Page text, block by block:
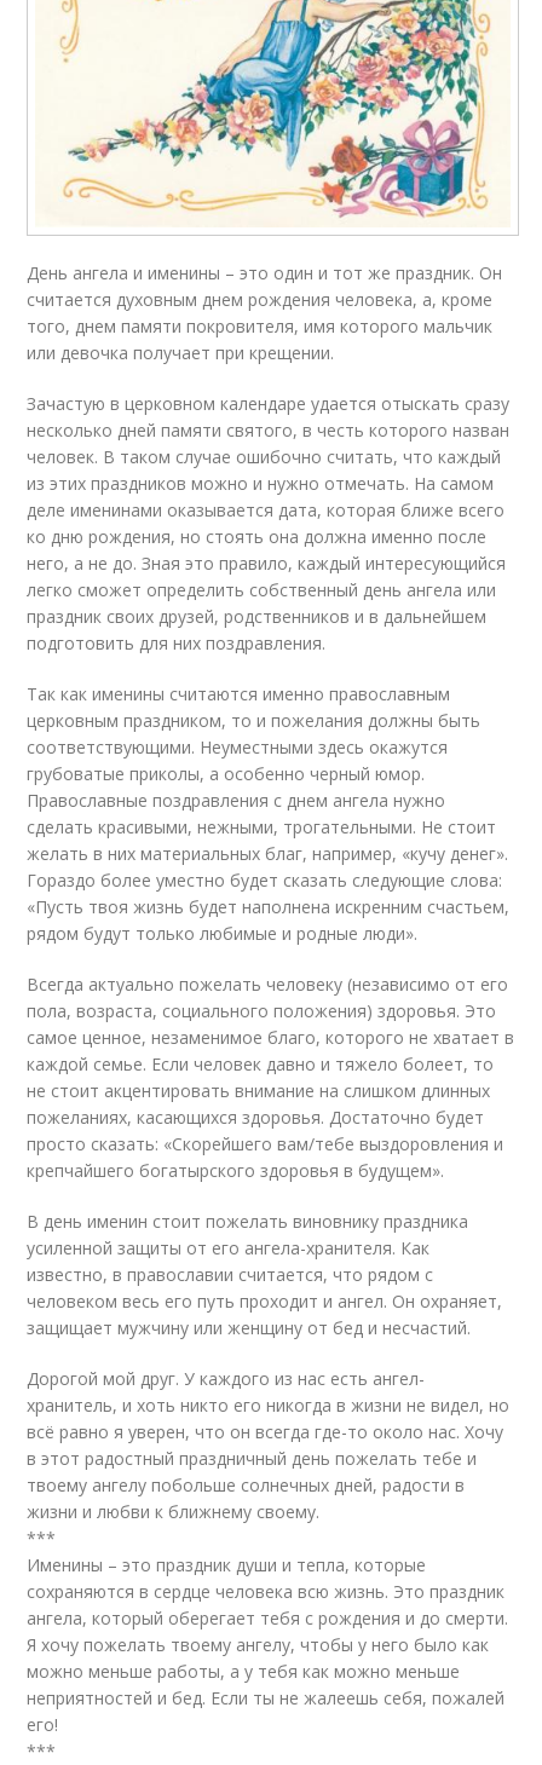
День ангела и именины – это один и тот же праздник. Он
считается духовным днем рождения человека, а, кроме
того, днем памяти покровителя, имя которого мальчик
или девочка получает при крещении.
Зачастую в церковном календаре удается отыскать сразу
несколько дней памяти святого, в честь которого назван
человек. В таком случае ошибочно считать, что каждый
из этих праздников можно и нужно отмечать. На самом
деле именинами оказывается дата, которая ближе всего
ко дню рождения, но стоять она должна именно после
него, а не до. Зная это правило, каждый интересующийся
легко сможет определить собственный день ангела или
праздник своих друзей, родственников и в дальнейшем
подготовить для них поздравления.
Так как именины считаются именно православным
церковным праздником, то и пожелания должны быть
соответствующими. Неуместными здесь окажутся
грубоватые приколы, а особенно черный юмор.
Православные поздравления с днем ангела нужно
сделать красивыми, нежными, трогательными. Не стоит
желать в них материальных благ, например, «кучу денег».
Гораздо более уместно будет сказать следующие слова:
«Пусть твоя жизнь будет наполнена искренним счастьем,
рядом будут только любимые и родные люди».
Всегда актуально пожелать человеку (независимо от его
пола, возраста, социального положения) здоровья. Это
самое ценное, незаменимое благо, которого не хватает в
каждой семье. Если человек давно и тяжело болеет, то
не стоит акцентировать внимание на слишком длинных
пожеланиях, касающихся здоровья. Достаточно будет
просто сказать: «Скорейшего вам/тебе выздоровления и
крепчайшего богатырского здоровья в будущем».
В день именин стоит пожелать виновнику праздника
усиленной защиты от его ангела-хранителя. Как
известно, в православии считается, что рядом с
человеком весь его путь проходит и ангел. Он охраняет,
защищает мужчину или женщину от бед и несчастий.
Дорогой мой друг. У каждого из нас есть ангел-
хранитель, и хоть никто его никогда в жизни не видел, но
всё равно я уверен, что он всегда где-то около нас. Хочу
в этот радостный праздничный день пожелать тебе и
твоему ангелу побольше солнечных дней, радости в
жизни и любви к ближнему своему.
***
Именины – это праздник души и тепла, которые
сохраняются в сердце человека всю жизнь. Это праздник
ангела, который оберегает тебя с рождения и до смерти.
Я хочу пожелать твоему ангелу, чтобы у него было как
можно меньше работы, а у тебя как можно меньше
неприятностей и бед. Если ты не жалеешь себя, пожалей
его!
***